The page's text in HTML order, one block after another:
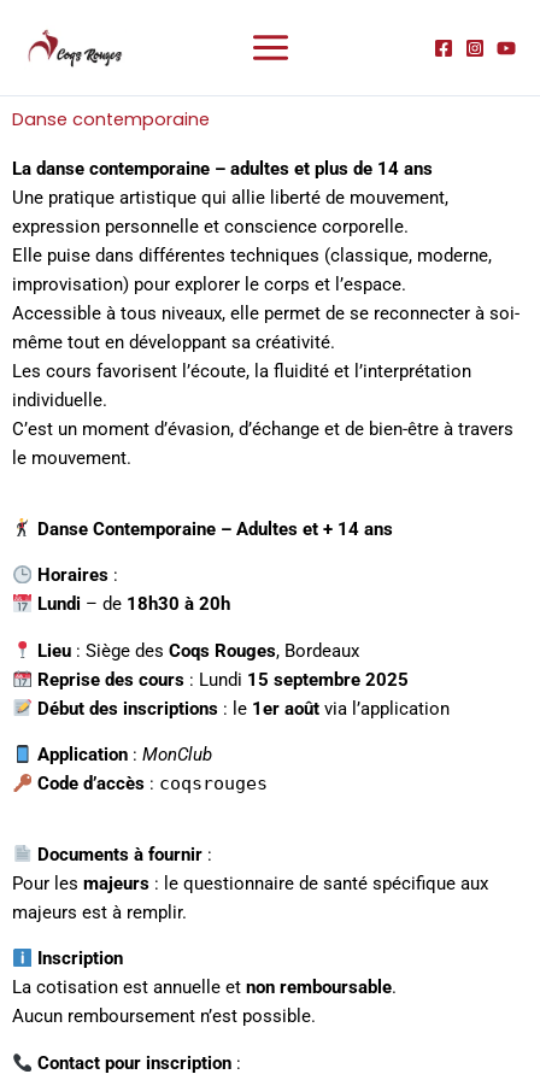
contenu
Danse contemporaine
La danse contemporaine – adultes et plus de 14 ans
Une pratique artistique qui allie liberté de mouvement,
expression personnelle et conscience corporelle.
Elle puise dans différentes techniques (classique, moderne,
improvisation) pour explorer le corps et l’espace.
Accessible à tous niveaux, elle permet de se reconnecter à soi-
même tout en développant sa créativité.
Les cours favorisent l’écoute, la fluidité et l’interprétation
individuelle.
C’est un moment d’évasion, d’échange et de bien-être à travers
le mouvement.
Danse Contemporaine – Adultes et + 14 ans
Horaires:
Lundi – de 18h30 à 20h
Lieu: Siège des Coqs Rouges, Bordeaux
Reprise des cours: Lundi 15 septembre 2025
Début des inscriptions: le 1er aoûtvia l’application
Application: MonClub
Code d’accès: coqsrouges
Documents à fournir:
Pour les majeurs : le questionnaire de santé spécifique aux
majeurs est à remplir.
Inscription
La cotisation est annuelle et non remboursable.
Aucun remboursement n’est possible.
Contact pour inscription: